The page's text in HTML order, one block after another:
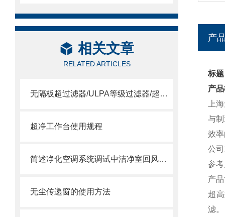
相关文章
RELATED ARTICLES
无隔板超过滤器/ULPA等级过滤器/超空气过滤器
超净工作台使用规程
简述净化空调系统调试中洁净室回风口变为送风口的问题
无尘传递窗的使用方法
产
标
产
上
与
效
公
参
产
超
滤。